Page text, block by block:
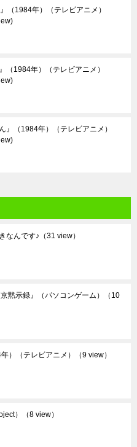
（1984年）（テレビアニメ）
（1984年）（テレビアニメ）
』（1984年）（テレビアニメ）
なんです♪ （31 view）
黙示録』（パソコンゲーム）
（10
）（テレビアニメ） （9 view）
） （8 view）